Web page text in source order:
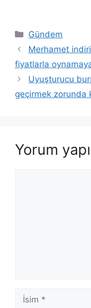
Kategoriler
Gündem
Merhamet
fiyatlarla
Uyuşturucu
geçirmek zorunda
Yorum
İsim